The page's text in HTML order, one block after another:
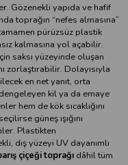
Gözenekli yapıda ve hafif
toprağın “nefes almasına”
pürüzsüz plastik
kalmasına yol açabilir.
saksı yüzeyinde oluşan
zorlaştırabilir. Dolayısıyla
en net yanıt, orta
kil ya da emaye
hem de kök sıcaklığını
güneş ışığını
Plastikten
dış yüzeyi UV dayanımlı
çiçeği toprağı dâhil tüm